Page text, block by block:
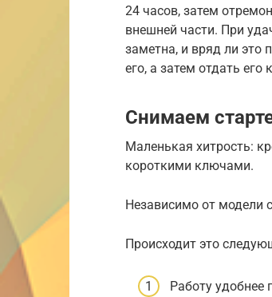
24 часов, затем
внешней части. При
заметна, и вряд ли это
его, а затем отдать его
Снимаем
Маленькая хитрость:
короткими ключами.
Независимо от модели
Происходит это
Работу удобнее